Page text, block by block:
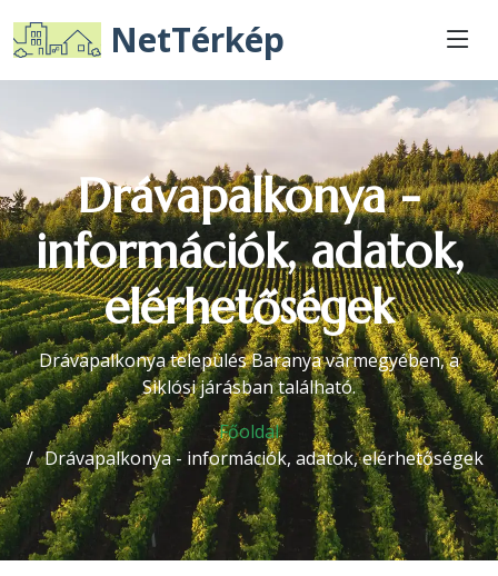
NetTérkép
Drávapalkonya -
információk, adatok,
elérhetőségek
Drávapalkonya település Baranya vármegyében, a
Siklósi járásban található.
Főoldal
Drávapalkonya - információk, adatok, elérhetőségek